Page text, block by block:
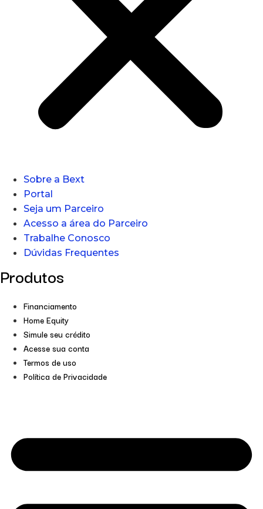
Sobre a Bext
Portal
Seja um Parceiro
Acesso a área do Parceiro
Trabalhe Conosco
Dúvidas Frequentes
Produtos
Financiamento
Home Equity
Simule seu crédito
Acesse sua conta
Termos de uso
Política de Privacidade